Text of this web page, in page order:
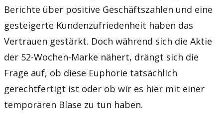
Berichte über positive Geschäftszahlen und eine
gesteigerte Kundenzufriedenheit haben das
Vertrauen gestärkt. Doch während sich die Aktie
der 52-Wochen-Marke nähert, drängt sich die
Frage auf, ob diese Euphorie tatsächlich
gerechtfertigt ist oder ob wir es hier mit einer
temporären Blase zu tun haben.